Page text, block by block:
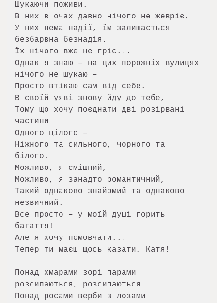
Шукаючи поживи.
В них в очах давно нічого не жевріє,
У них нема надії, їм залишається
безбарвна безнадія.
Їх нічого вже не гріє...
Однак я знаю – на цих порожніх вулицях
нічого не шукаю –
Просто втікаю сам від себе.
В своїй уяві знову йду до тебе,
Тому що хочу поєднати дві розірвані
частини
Одного цілого –
Ніжного та сильного, чорного та
білого.
Можливо, я смішний,
Можливо, я занадто романтичний,
Такий однаково знайомий та однаково
незвичний.
Все просто – у моїй душі горить
багаття!
Але я хочу помовчати...
Тепер ти маєш щось казати, Катя!
Понад хмарами зорі парами
розсипаються, розсипаються.
Понад росами верби з лозами